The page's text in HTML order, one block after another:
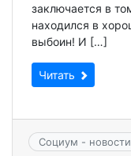
заключается в
находился в
выбоин! И […]
Читать
Социум -